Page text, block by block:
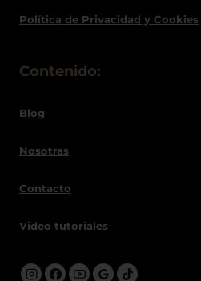
Política de Privacidad y Cookies
Contenido:
Blog
Nosotras
Contacto
Video tutoriales